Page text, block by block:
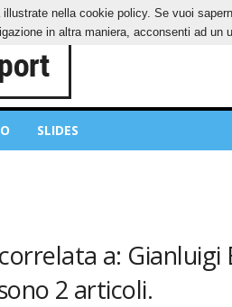
SLIDES
a: Gianluigi
2 articoli.
nella cookie policy. Se vuoi
in altra maniera, acconsenti ad un